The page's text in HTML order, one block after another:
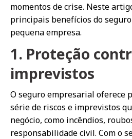
momentos de crise. Neste
principais benefícios do
pequena empresa.
1. Proteção
imprevistos
O seguro empresarial oferece
série de riscos e imprevistos
negócio, como incêndios,
responsabilidade civil. Com o